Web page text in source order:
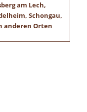
am Lech,
Schongau,
anderen Orten